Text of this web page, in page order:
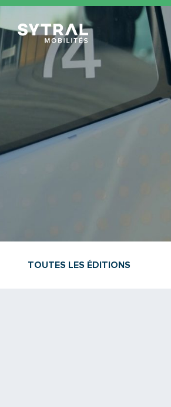
TCL Sytral
TOUTES LES ÉDITIONS